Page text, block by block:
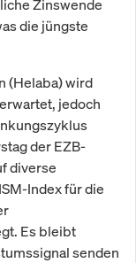
Zinswende
die jüngste
(Helaba) wird
jedoch
der EZB-
diverse
Index für die
Es bleibt
senden